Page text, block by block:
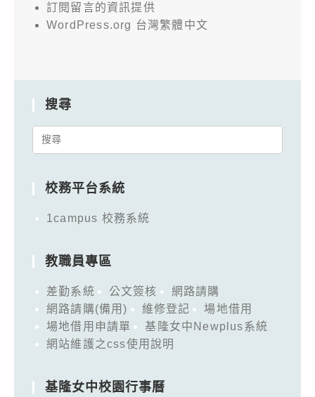
訂閱留言的資訊提供
WordPress.org 台灣繁體中文
搜尋
Search
校務平台系統
1campus 校務系統
教職員專區
差勤系統 公文簽核
網路請購
網路請購(備用)
維修登記
場地借用
場地借用申請單
基隆女中Newplus系統
網站維護之css使用說明
基隆女中校園行事曆